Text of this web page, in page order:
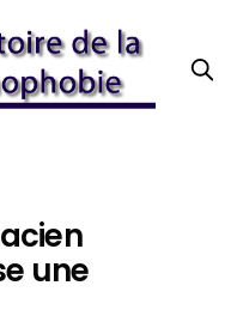
une